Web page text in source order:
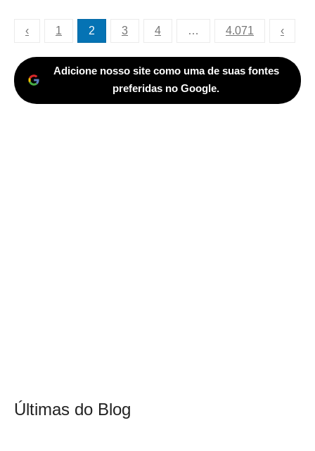
Paginação
posts
‹ 1 2 3 4 … 4.071 ‹
Adicione nosso site como uma de suas fontes
preferidas no Google.
Últimas do Blog